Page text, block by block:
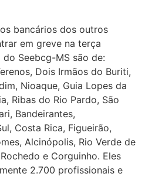
bancários dos outros
em greve na terça
Seebcg-MS são de:
Dois Irmãos do Buriti,
Nioaque, Guia Lopes da
Ribas do Rio Pardo, São
Bandeirantes,
Costa Rica, Figueirão,
Alcinópolis, Rio Verde de
e Corguinho. Eles
2.700 profissionais e